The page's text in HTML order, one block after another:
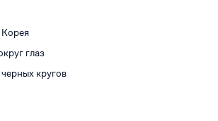
глаз
кругов